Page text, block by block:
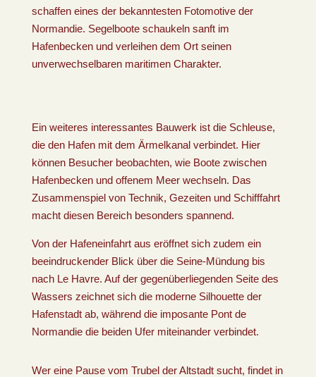
schaffen eines der bekanntesten Fotomotive der
Normandie. Segelboote schaukeln sanft im
Hafenbecken und verleihen dem Ort seinen
unverwechselbaren maritimen Charakter.
Ein weiteres interessantes Bauwerk ist die Schleuse,
die den Hafen mit dem Ärmelkanal verbindet. Hier
können Besucher beobachten, wie Boote zwischen
Hafenbecken und offenem Meer wechseln. Das
Zusammenspiel von Technik, Gezeiten und Schifffahrt
macht diesen Bereich besonders spannend.
Von der Hafeneinfahrt aus eröffnet sich zudem ein
beeindruckender Blick über die Seine-Mündung bis
nach Le Havre. Auf der gegenüberliegenden Seite des
Wassers zeichnet sich die moderne Silhouette der
Hafenstadt ab, während die imposante Pont de
Normandie die beiden Ufer miteinander verbindet.
Wer eine Pause vom Trubel der Altstadt sucht, findet in